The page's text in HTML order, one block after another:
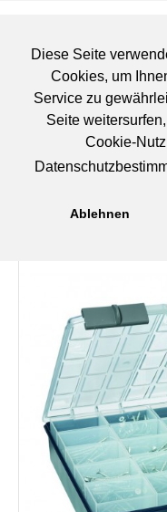
Diese Seite
Cookies, um
Service zu
Seite
Cookie-
Ablehnen
BRUTTO
PREISE